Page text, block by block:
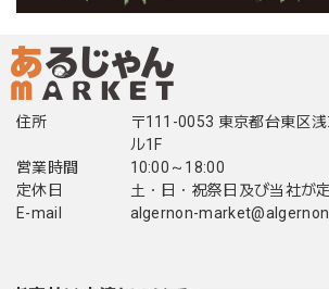
住所
〒111-0053 東京都台東区
ル1F
営業時間
10:00～18:00
定休日
土・日・祝祭日及び当社が
E-mail
algernon-